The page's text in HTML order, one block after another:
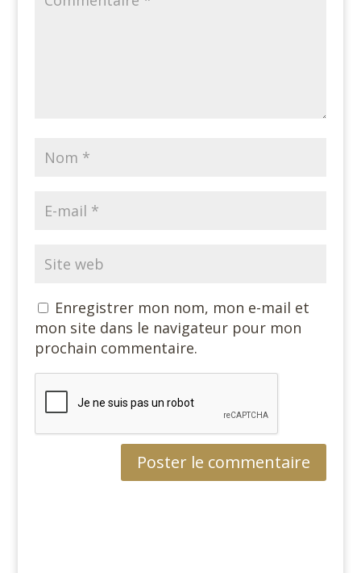
Enregistrer mon nom, mon e-mail et
mon site dans le navigateur pour mon
prochain commentaire.